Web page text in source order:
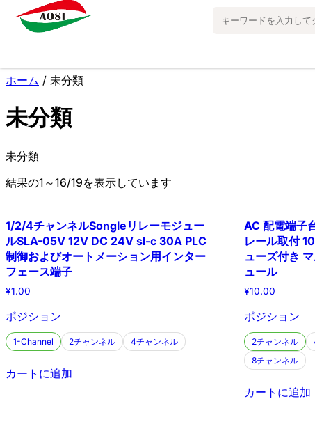
ホーム / 未分類
未分類
未分類
結果の1～16/19を表示しています
1/2/4チャンネルSongleリレーモジュー
ルSLA-05V 12V DC 24V sl-c 30A PLC
制御およびオートメーション用インター
フェース端子
¥1.00
ポジション
1-Channel 2チャンネル 4チャンネル
カートに追加
AC 配電端子
レール取付
ューズ付き
ュール
¥10.00
ポジション
2チャンネル
8チャンネル
カートに追加